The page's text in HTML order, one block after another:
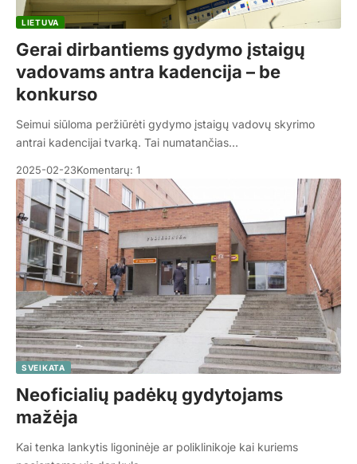
LIETUVA
Gerai dirbantiems gydymo įstaigų
vadovams antra kadencija – be
konkurso
Seimui siūloma peržiūrėti gydymo įstaigų vadovų skyrimo
antrai kadencijai tvarką. Tai numatančias…
2025-02-23Komentarų: 1
SVEIKATA
Neoficialių padėkų gydytojams
mažėja
Kai tenka lankytis ligoninėje ar poliklinikoje kai kuriems